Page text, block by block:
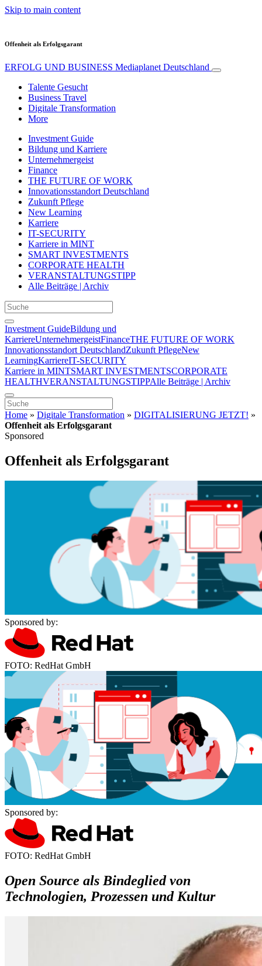
Skip to main content
Offenheit als Erfolgsgarant
ERFOLG UND BUSINESS Mediaplanet Deutschland
Talente Gesucht
Business Travel
Digitale Transformation
More
Investment Guide
Bildung und Karriere
Unternehmergeist
Finance
THE FUTURE OF WORK
Innovationsstandort Deutschland
Zukunft Pflege
New Learning
Karriere
IT-SECURITY
Karriere in MINT
SMART INVESTMENTS
CORPORATE HEALTH
VERANSTALTUNGSTIPP
Alle Beiträge | Archiv
Investment GuideBildung und
KarriereUnternehmergeistFinanceTHE FUTURE OF WORK
Innovationsstandort DeutschlandZukunft PflegeNew
LearningKarriereIT-SECURITY
Karriere in MINTSMART INVESTMENTSCORPORATE
HEALTHVERANSTALTUNGSTIPPAlle Beiträge | Archiv
Home » Digitale Transformation » DIGITALISIERUNG JETZT! »
Offenheit als Erfolgsgarant
Sponsored
Offenheit als Erfolgsgarant
Sponsored by:
FOTO: RedHat GmbH
Sponsored by:
FOTO: RedHat GmbH
Open Source als Bindeglied von
Technologien, Prozessen und Kultur